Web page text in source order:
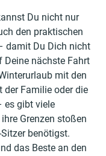
Du nicht nur
den praktischen
damit Du Dich nicht
Deine nächste Fahrt
mit den
der Familie oder die
es gibt viele
Grenzen stoßen
benötigst.
das Beste an den